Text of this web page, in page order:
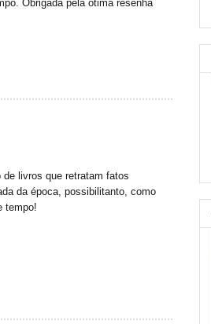
Obrigada pela ótima resenha
livros que retratam fatos
da época, possibilitanto, como
tempo!